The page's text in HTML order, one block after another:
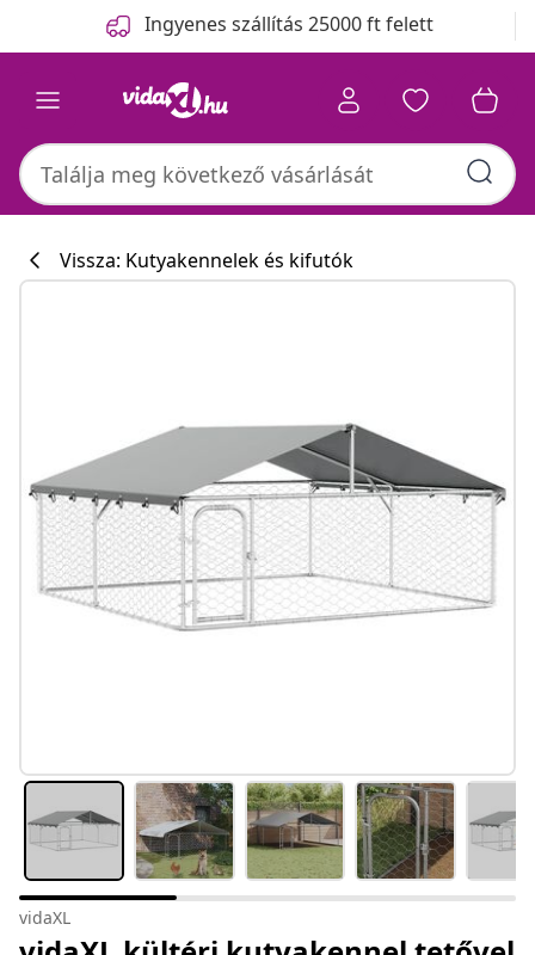
Ingyenes szállítás 25000 ft felett
Vissza: Kutyakennelek és kifutók
vidaXL